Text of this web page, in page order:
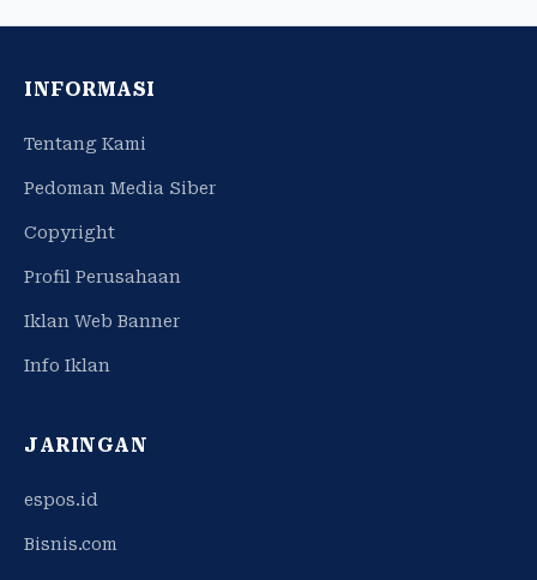
INFORMASI
Tentang Kami
Pedoman Media Siber
Copyright
Profil Perusahaan
Iklan Web Banner
Info Iklan
JARINGAN
espos.id
Bisnis.com